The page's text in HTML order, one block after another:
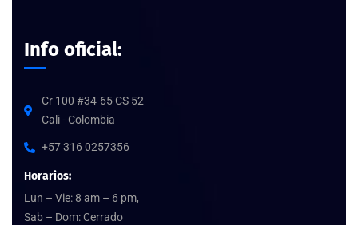
Info oficial:
Cr 100 #34-65 CS 52
Cali - Colombia
+57 316 0257356
Horarios:
Lun – Vie: 8 am – 6 pm,
Sab – Dom: Cerrado